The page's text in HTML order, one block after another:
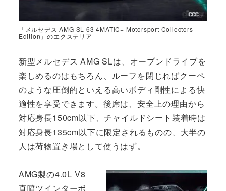
「メルセデス AMG SL 63 4MATIC+ Motorsport Collectors
Edition」のエクステリア
新型メルセデス AMG SLは、オープンドライブを
楽しめるのはもちろん、ルーフを閉じればクーペ
のような圧倒的といえる高いボディ剛性による快
適性を享受できます。後席は、安全上の理由から
対応身長150cm以下、チャイルドシート装着時は
対応身長135cm以下に限定されるものの、大半の
人は荷物置き場として使うはず。
AMG製の4.0L V8
直噴ツインターボ